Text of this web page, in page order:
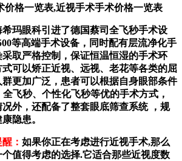
玛眼科引进了德国蔡司全飞秒手术设
等高端手术设备，同时配有层流净化手
取严格控制，保证恒温恒湿的手术环
可以矫正近视、远视、老花等各类的屈
更加广泛，患者可以根据自身眼部条件
飞秒、个性化飞秒等优的手术方式，
外，还配备了整套眼底筛查系统 ，规
隐患。
： 如果你正在考虑进行近视手术,那么
值得考虑的选择.它适合那些近视度数